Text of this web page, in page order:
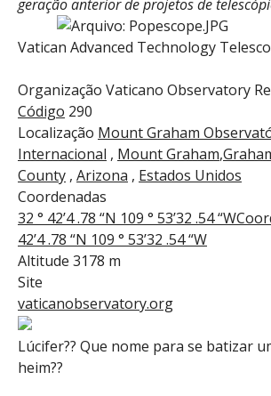
geração anterior de projetos de
Vatican Advanced Technology
Organização Vaticano Observatory
Código 290
Localização Mount Graham
Internacional , Mount Graham,
County , Arizona , Estados Unidos
Coordenadas
32 ° 42’4 .78 “N 109 ° 53’32 .54 “W
42’4 .78 “N 109 ° 53’32 .54 “W
Altitude 3178 m
Site
vaticanobservatory.org
Lúcifer?? Que nome para se batizar
heim??